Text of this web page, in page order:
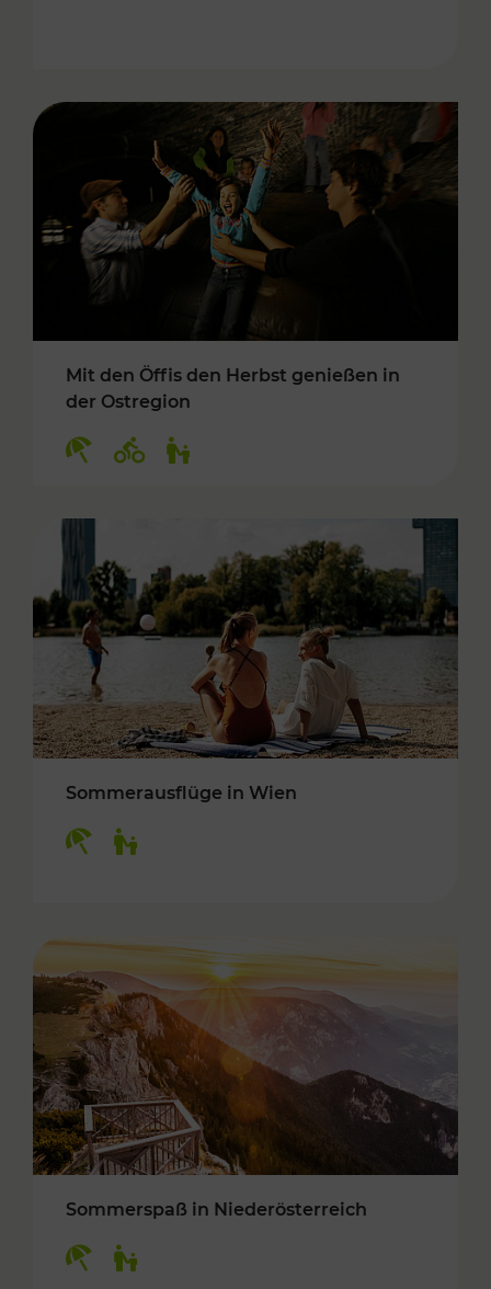
Mit den Öffis den Herbst genießen in
der Ostregion
Sommerausflüge in Wien
Sommerspaß in Niederösterreich